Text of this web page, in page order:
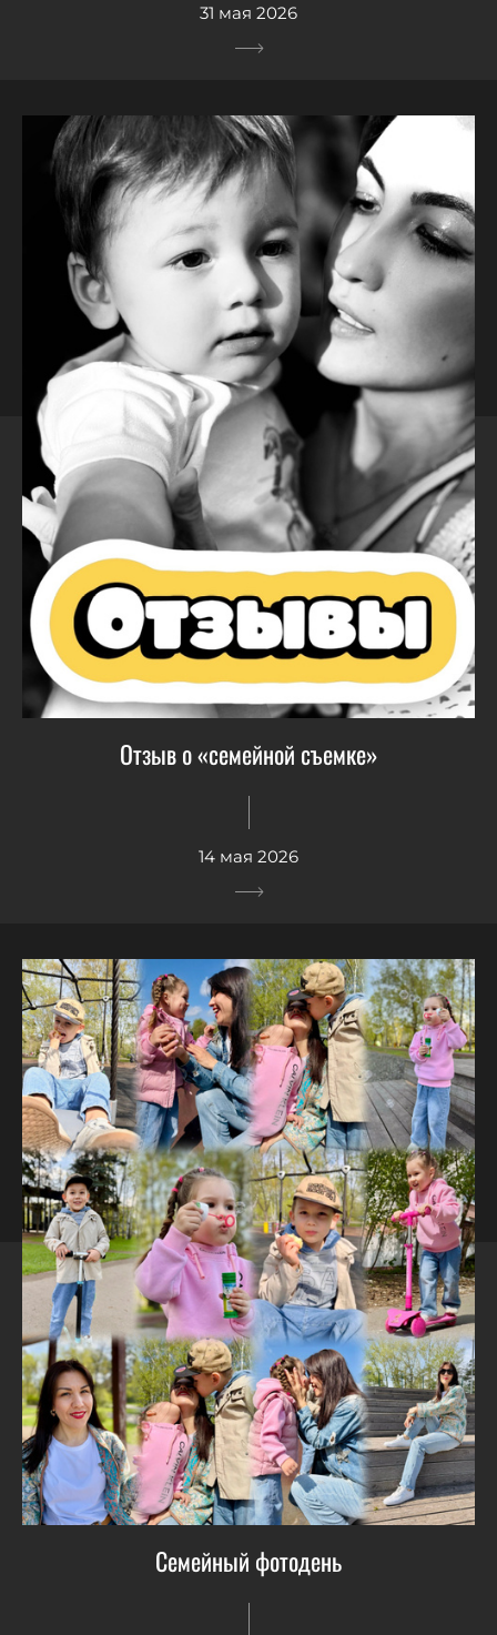
31 мая 2026
Отзыв о «семейной съемке»
14 мая 2026
Семейный фотодень